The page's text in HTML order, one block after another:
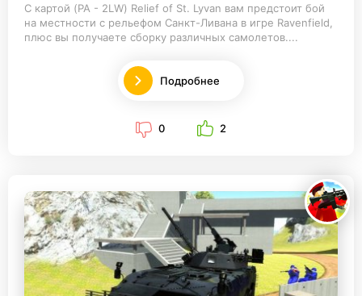
С картой (PA - 2LW) Relief of St. Lyvan вам предстоит бой
на местности с рельефом Санкт-Ливана в игре Ravenfield,
плюс вы получаете сборку различных самолетов....
Подробнее
0 2